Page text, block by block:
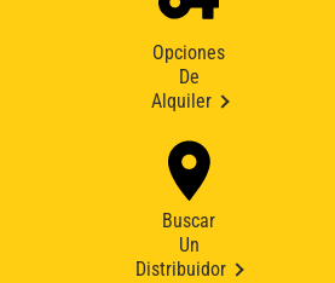
Opciones
De
Alquiler
Buscar
Un
Distribuidor